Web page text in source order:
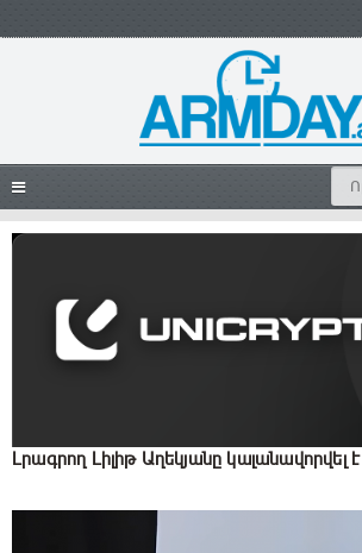
Լրագրող Լիլիթ Աղեկյանը կալանավորվել է